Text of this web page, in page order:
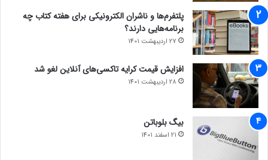
پلتفرم‌ها و ناشران الکترونیکی برای هفته کتاب چه
برنامه‌هایی دارند؟
27 اردیبهشت 1401
افزایش قیمت کرایه تاکسی‌های آنلاین لغو شد
28 اردیبهشت 1401
بیگ بلوباتن
21 اسفند 1401